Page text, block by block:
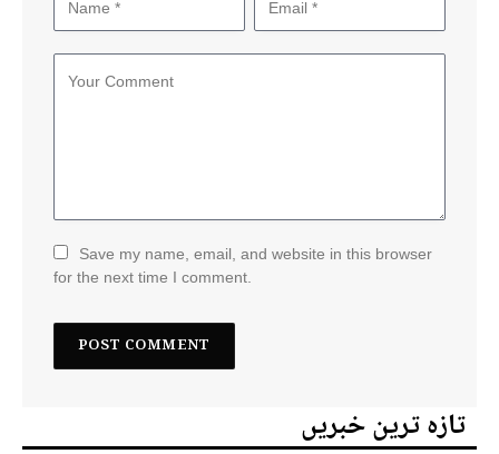
Save my name, email, and website in this browser
for the next time I comment.
تازہ ترین خبریں